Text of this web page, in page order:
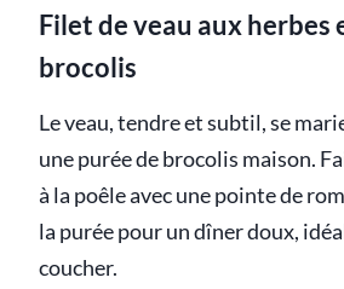
Filet de veau aux herbes
brocolis
Le veau, tendre et subtil, se
une purée de brocolis maison.
à la poêle avec une pointe de
la purée pour un dîner doux,
coucher.